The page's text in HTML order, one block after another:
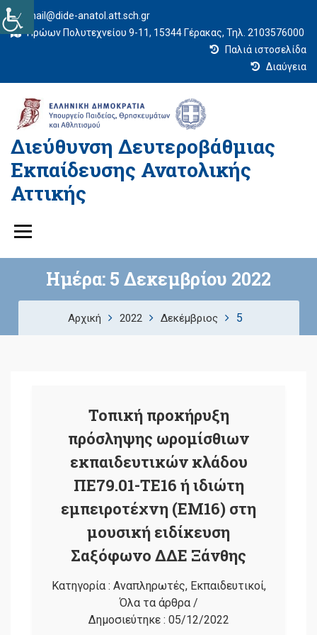
mail@dide-anatol.att.sch.gr
Ηρώων Πολυτεχνείου 9-11, 15344 Γέρακας, Τηλ. 2103576000
Παλιά ιστοσελίδα
Διαύγεια
Διεύθυνση Δευτεροβάθμιας
Εκπαίδευσης Ανατολικής
Αττικής
Ημέρα: 5 Δεκεμβρίου 2022
Αρχική 2022 Δεκέμβριος 5
Τοπική προκήρυξη
πρόσληψης ωρομίσθιων
εκπαιδευτικών κλάδου
ΠΕ79.01-ΤΕ16 ή ιδιώτη
εμπειροτέχνη (ΕΜ16) στη
μουσική ειδίκευση
Σαξόφωνο ΔΔΕ Ξάνθης
Κατηγορία : Αναπληρωτές, Εκπαιδευτικοί,
Όλα τα άρθρα/
Δημοσιεύτηκε : 05/12/2022